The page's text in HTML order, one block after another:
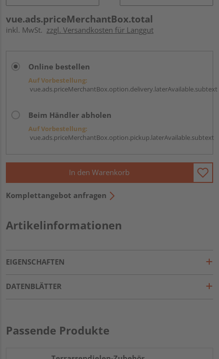
vue.ads.priceMerchantBox.total
inkl. MwSt. zzgl. Versandkosten für Langgut
Online bestellen
Auf Vorbestellung:
vue.ads.priceMerchantBox.option.delivery.laterAvailable.subtext
Beim Händler abholen
Auf Vorbestellung:
vue.ads.priceMerchantBox.option.pickup.laterAvailable.subtext
In den Warenkorb
Komplettangebot anfragen
Artikelinformationen
EIGENSCHAFTEN
DATENBLÄTTER
Passende Produkte